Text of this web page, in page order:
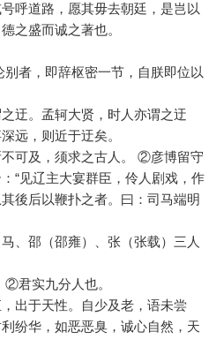
呼道路，愿其毋去朝廷，是岂以
之盛而诚之著也。
者，即辞枢密一节，自朕即位以
迂。孟轲大贤，时人亦谓之迂
远，则近于迂矣。
可及，须求之古人。 ②彦博留守
“见辽主大宴群臣，伶人剧戏，作
後后以鞭扑之者。曰：司马端明
、邵（邵雍）、张（张载）三人
君实九分人也。
出于天性。自少及老，语未尝
纷华，如恶恶臭，诚心自然，天